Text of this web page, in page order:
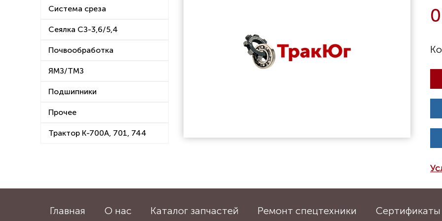
Система среза
Сеялка СЗ-3,6/5,4
Почвообработка
ЯМЗ/ТМЗ
Подшипники
Прочее
Трактор К-700А, 701, 744
0
Главная О нас Каталог запчастей Ремонт спецтехники Сертификаты